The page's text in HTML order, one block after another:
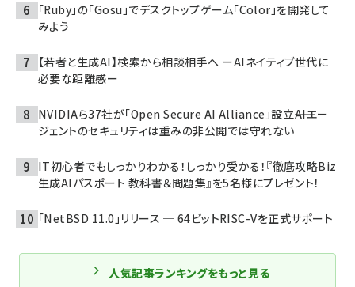
「Ruby」の「Gosu」でデスクトップゲーム「Color」を開発して
みよう
【若者と生成AI】検索から相談相手へ ーAIネイティブ世代に
必要な距離感ー
NVIDIAら37社が「Open Secure AI Alliance」設立――AIエー
ジェントのセキュリティは重みの非公開では守れない
IT初心者でもしっかりわかる！しっかり受かる！『徹底攻略Biz
生成AIパスポート 教科書＆問題集』を5名様にプレゼント！
「NetBSD 11.0」リリース ─ 64ビットRISC-Vを正式サポート
人気記事ランキングをもっと見る